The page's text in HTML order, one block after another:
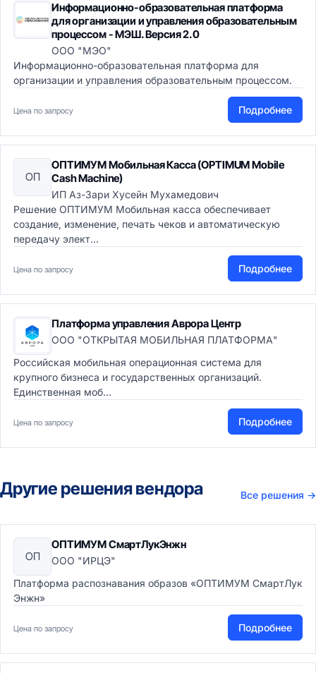
Информационно-образовательная платформа
для организации и управления образовательным
процессом - МЭШ. Версия 2.0
ООО "МЭО"
Информационно-образовательная платформа для
организации и управления образовательным процессом.
Цена по запросу Подробнее
ОП
ОПТИМУМ Мобильная Касса (OPTIMUM Mobile
Cash Machine)
ИП Аз-Зари Хусейн Мухамедович
Решение ОПТИМУМ Мобильная касса обеспечивает
создание, изменение, печать чеков и автоматическую
передачу элект...
Цена по запросу Подробнее
Платформа управления Аврора Центр
ООО "ОТКРЫТАЯ МОБИЛЬНАЯ ПЛАТФОРМА"
Российская мобильная операционная система для
крупного бизнеса и государственных организаций.
Единственная моб...
Цена по запросу Подробнее
Другие решения вендора Все решения →
ОП
ОПТИМУМ СмартЛукЭнжн
ООО "ИРЦЭ"
Платформа распознавания образов «ОПТИМУМ СмартЛук
Энжн»
Цена по запросу Подробнее